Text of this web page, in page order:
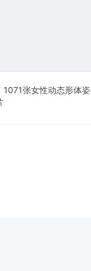
1071张女性动态形体姿